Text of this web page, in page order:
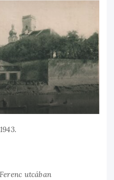
utcában